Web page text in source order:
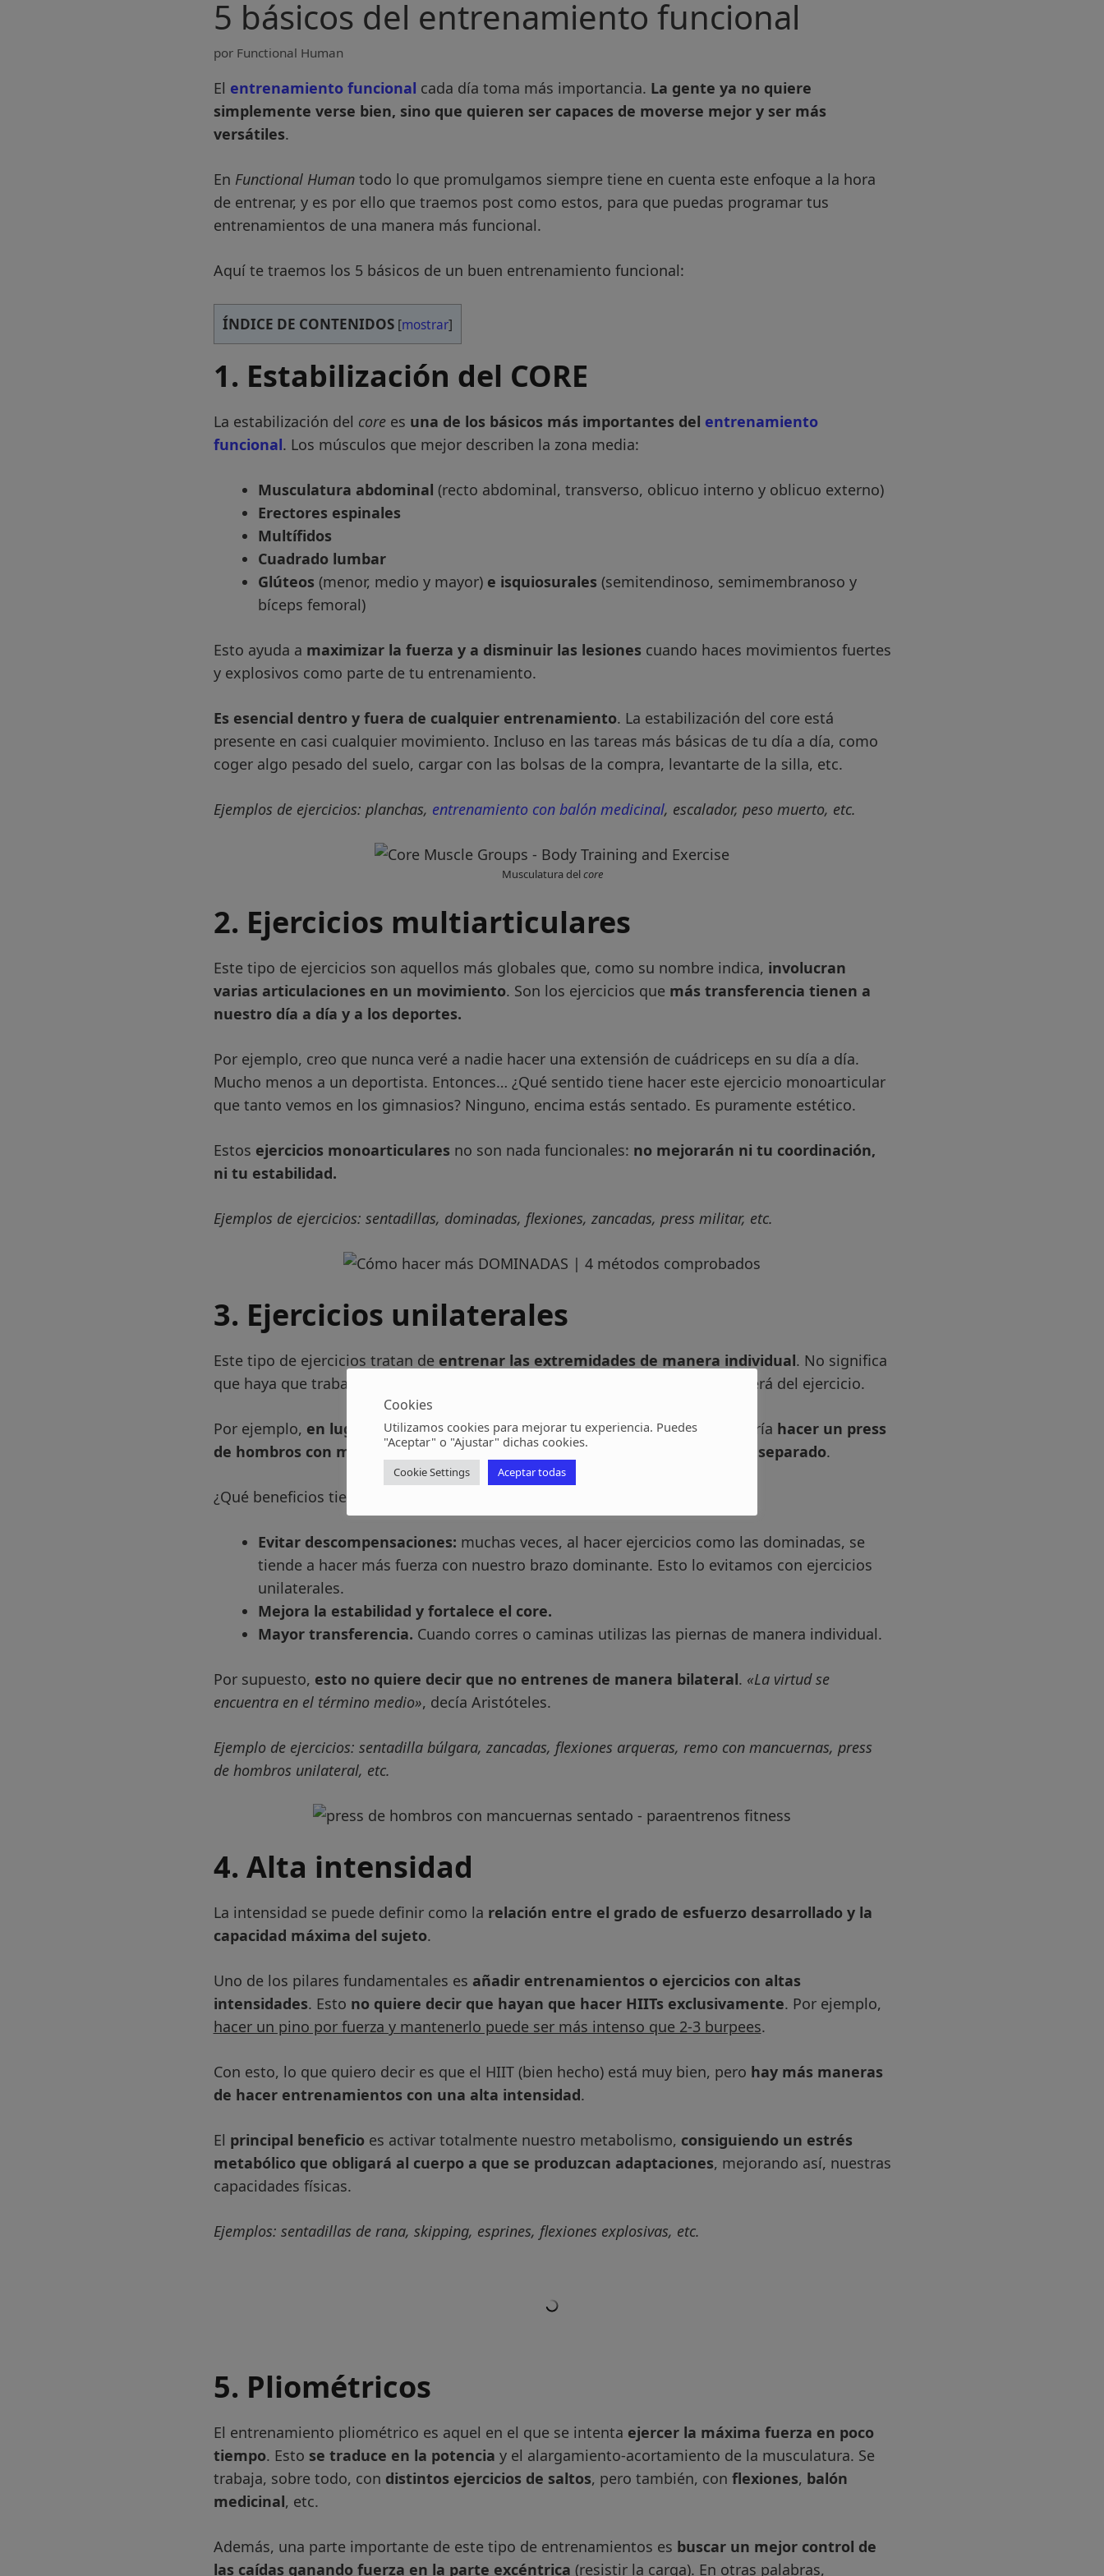
5 básicos del entrenamiento funcional
por Functional Human
El entrenamiento funcional cada día toma más importancia. La gente ya no quiere
simplemente verse bien, sino que quieren ser capaces de moverse mejor y ser más
versátiles.
En Functional Humantodo lo que promulgamos siempre tiene en cuenta este enfoque a la hora
de entrenar, y es por ello que traemos post como estos, para que puedas programar tus
entrenamientos de una manera más funcional.
Aquí te traemos los 5 básicos de un buen entrenamiento funcional:
ÍNDICE DE CONTENIDOS [mostrar]
1. Estabilización del CORE
La estabilización del corees una de los básicos más importantes del entrenamiento
funcional. Los músculos que mejor describen la zona media:
Musculatura abdominal (recto abdominal, transverso, oblicuo interno y oblicuo externo)
Erectores espinales
Multífidos
Cuadrado lumbar
Glúteos (menor, medio y mayor) e isquiosurales (semitendinoso, semimembranoso y
bíceps femoral)
Esto ayuda a maximizar la fuerza y a disminuir las lesiones cuando haces movimientos fuertes
y explosivos como parte de tu entrenamiento.
Es esencial dentro y fuera de cualquier entrenamiento. La estabilización del core está
presente en casi cualquier movimiento. Incluso en las tareas más básicas de tu día a día, como
coger algo pesado del suelo, cargar con las bolsas de la compra, levantarte de la silla, etc.
Ejemplos de ejercicios: planchas, entrenamiento con balón medicinal, escalador, peso muerto, etc.
Musculatura delcore
2. Ejercicios multiarticulares
Este tipo de ejercicios son aquellos más globales que, como su nombre indica, involucran
varias articulaciones en un movimiento. Son los ejercicios que más transferencia tienen a
nuestro día a día y a los deportes.
Por ejemplo, creo que nunca veré a nadie hacer una extensión de cuádriceps en su día a día.
Mucho menos a un deportista. Entonces… ¿Qué sentido tiene hacer este ejercicio monoarticular
que tanto vemos en los gimnasios? Ninguno, encima estás sentado. Es puramente estético.
Estos ejercicios monoarticulares no son nada funcionales: no mejorarán ni tu coordinación,
ni tu estabilidad.
Ejemplos de ejercicios: sentadillas, dominadas, flexiones, zancadas, press militar, etc.
3. Ejercicios unilaterales
Este tipo de ejercicios tratan de entrenar las extremidades de manera individual. No significa
que haya que trabajar primero un lado y luego el otro estrictamente, dependerá del ejercicio.
Por ejemplo, en lugar de un press militarque se realiza con barra, la idea sería hacer un press
de hombros con mancuernas , obligando acada extremidad a trabajar por separado.
¿Qué beneficios tiene esto?
Evitar descompensaciones: muchas veces, al hacer ejercicios como las dominadas, se
tiende a hacer más fuerza con nuestro brazo dominante. Esto lo evitamos con ejercicios
unilaterales.
Mejora la estabilidad y fortalece el core.
Mayor transferencia. Cuando corres o caminas utilizas las piernas de manera individual.
Por supuesto, esto no quiere decir que no entrenes de manera bilateral. «La virtud se
encuentra en el término medio», decía Aristóteles.
Ejemplo de ejercicios: sentadilla búlgara, zancadas, flexiones arqueras, remo con mancuernas, press
de hombros unilateral, etc.
4. Alta intensidad
La intensidad se puede definir como la relación entre el grado de esfuerzo desarrollado y la
capacidad máxima del sujeto.
Uno de los pilares fundamentales es añadir entrenamientos o ejercicios con altas
intensidades. Esto no quiere decir que hayan que hacer HIITs exclusivamente. Por ejemplo,
hacer un pino por fuerza y mantenerlo puede ser más intenso que 2-3 burpees.
Con esto, lo que quiero decir es que el HIIT (bien hecho) está muy bien, pero hay más maneras
de hacer entrenamientos con una alta intensidad.
El principal beneficioes activar totalmente nuestro metabolismo, consiguiendo un estrés
metabólico que obligará al cuerpo a que se produzcan adaptaciones, mejorando así, nuestras
capacidades físicas.
Ejemplos: sentadillas de rana, skipping, esprines, flexiones explosivas, etc.
5. Pliométricos
El entrenamiento pliométrico es aquel en el que se intenta ejercer la máxima fuerza en poco
tiempo. Esto se traduce en la potencia y el alargamiento-acortamiento de la musculatura. Se
trabaja, sobre todo, con distintos ejercicios de saltos, pero también, con flexiones, balón
medicinal, etc.
Además, una parte importante de este tipo de entrenamientos es buscar un mejor control de
las caídas ganando fuerza en la parte excéntrica (resistir la carga). En otras palabras,
Cookies
Utilizamos cookies para mejorar tu experiencia. Puedes
"Aceptar" o "Ajustar" dichas cookies.
Cookie Settings Aceptar todas